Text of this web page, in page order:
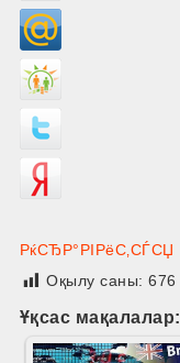
РќСЂР°РІРёС‚СЃСЏ
Оқылу саны:676
Ұқсас мақалалар: